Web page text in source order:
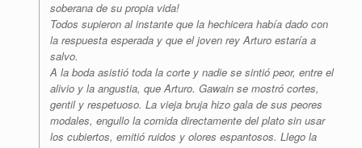
soberana de su propia vida!
Todos supieron al instante que la hechicera había dado con
la respuesta esperada y que el joven rey Arturo estaría a
salvo.
A la boda asistió toda la corte y nadie se sintió peor, entre el
alivio y la angustia, que Arturo. Gawain se mostró cortes,
gentil y respetuoso. La vieja bruja hizo gala de sus peores
modales, engullo la comida directamente del plato sin usar
los cubiertos, emitió ruidos y olores espantosos. Llego la